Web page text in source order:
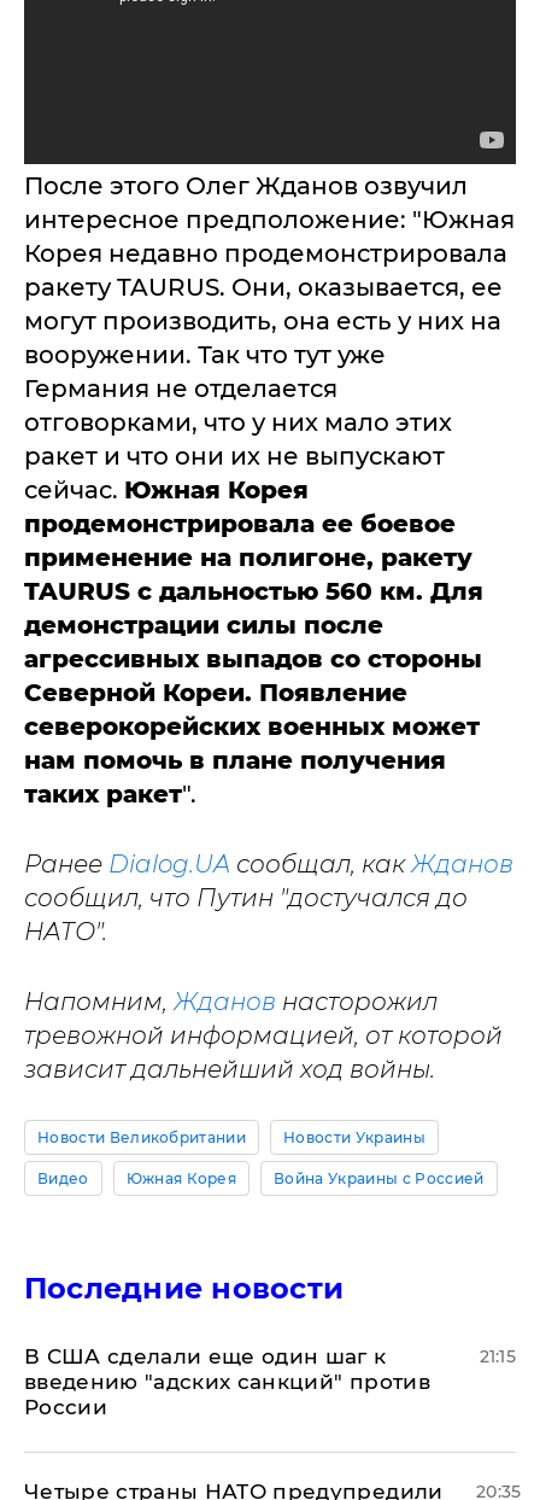
После этого Олег Жданов озвучил
интересное предположение: "Южная
Корея недавно продемонстрировала
ракету TAURUS. Они, оказывается, ее
могут производить, она есть у них на
вооружении. Так что тут уже
Германия не отделается
отговорками, что у них мало этих
ракет и что они их не выпускают
сейчас. Южная Корея
продемонстрировала ее боевое
применение на полигоне, ракету
TAURUS с дальностью 560 км. Для
демонстрации силы после
агрессивных выпадов со стороны
Северной Кореи. Появление
северокорейских военных может
нам помочь в плане получения
таких ракет".
Ранее Dialog.UA сообщал, какЖданов
сообщил, что Путин "достучался до
НАТО".
Напомним,Жданов насторожил
тревожной информацией, от которой
зависит дальнейший ход войны.
Новости Великобритании Новости Украины
Видео Южная Корея Война Украины с Россией
Последние новости
В США сделали еще один шаг к
введению "адских санкций" против
России
21:15
Четыре страны НАТО предупредили 20:35